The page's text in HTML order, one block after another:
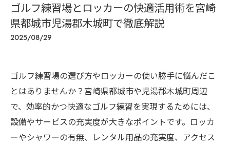
ゴルフ練習場とロッカーの快適活用術を宮崎
県都城市児湯郡木城町で徹底解説
2025/08/29
ゴルフ練習場の選び方やロッカーの使い勝手に悩んだこ
とはありませんか？宮崎県都城市や児湯郡木城町周辺
で、効率的かつ快適なゴルフ練習を実現するためには、
設備やサービスの充実度が大きなポイントです。ロッカ
ーやシャワーの有無、レンタル用品の充実度、アクセス